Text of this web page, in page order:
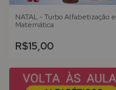
NATAL - Turbo Alfabetização e
Matemática
R$15,00